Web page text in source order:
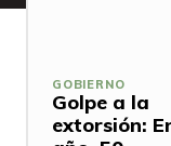
GOBIERNO
Golpe a la
extorsión: